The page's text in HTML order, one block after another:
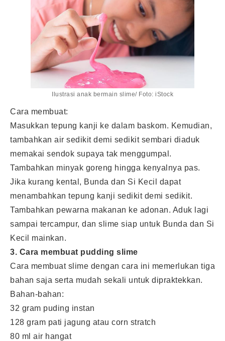
Ilustrasi anak bermain slime/ Foto: iStock
Cara membuat:
Masukkan tepung kanji ke dalam baskom. Kemudian,
tambahkan air sedikit demi sedikit sembari diaduk
memakai sendok supaya tak menggumpal.
Tambahkan minyak goreng hingga kenyalnya pas.
Jika kurang kental, Bunda dan Si Kecil dapat
menambahkan tepung kanji sedikit demi sedikit.
Tambahkan pewarna makanan ke adonan. Aduk lagi
sampai tercampur, dan slime siap untuk Bunda dan Si
Kecil mainkan.
3. Cara membuat pudding slime
Cara membuat slime dengan cara ini memerlukan tiga
bahan saja serta mudah sekali untuk dipraktekkan.
Bahan-bahan:
32 gram puding instan
128 gram pati jagung atau corn stratch
80 ml air hangat